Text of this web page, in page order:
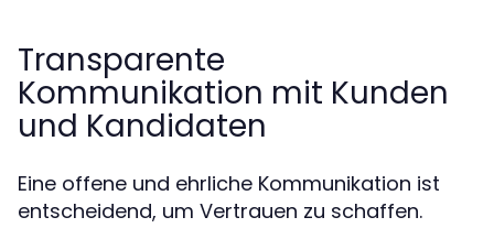
Transparente
Kommunikation mit Kunden
und Kandidaten
Eine offene und ehrliche Kommunikation ist
entscheidend, um Vertrauen zu schaffen.